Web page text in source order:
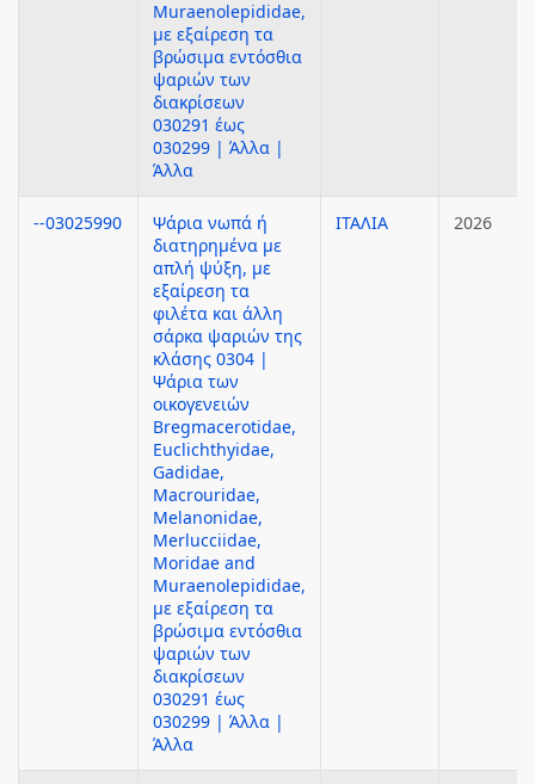
Muraenolepididae,
με εξαίρεση τα
βρώσιμα εντόσθια
ψαριών των
διακρίσεων
030291 έως
030299 | Άλλα |
Άλλα
--03025990
Ψάρια νωπά ή
διατηρημένα με
απλή ψύξη, με
εξαίρεση τα
φιλέτα και άλλη
σάρκα ψαριών της
κλάσης 0304 |
Ψάρια των
οικογενειών
Bregmacerotidae,
Euclichthyidae,
Gadidae,
Macrouridae,
Melanonidae,
Merlucciidae,
Moridae and
Muraenolepididae,
με εξαίρεση τα
βρώσιμα εντόσθια
ψαριών των
διακρίσεων
030291 έως
030299 | Άλλα |
Άλλα
ΙΤΑΛΙΑ 2026